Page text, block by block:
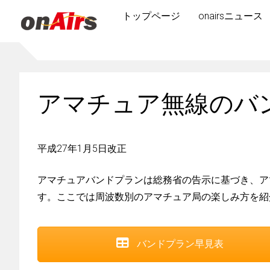
トップページ onairsニュース
アマチュア無線の
平成27年1月5日改正
アマチュアバンドプランは総務省の告示に基づき、
す。ここでは周波数別のアマチュア局の楽しみ方を紹
バンドプラン早見表